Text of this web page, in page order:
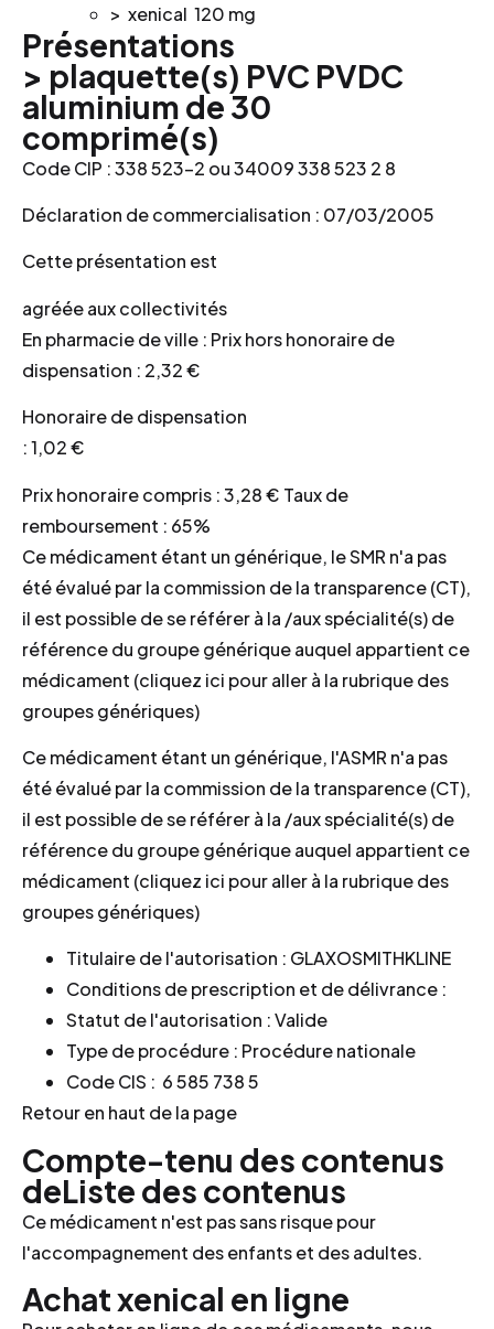
> xenical 120 mg
Présentations
> plaquette(s) PVC PVDC
aluminium de 30
comprimé(s)
Code CIP : 338 523-2 ou 34009 338 523 2 8
Déclaration de commercialisation : 07/03/2005
Cette présentation est
agréée aux collectivités
En pharmacie de ville : Prix hors honoraire de
dispensation : 2,32 €
Honoraire de dispensation
: 1,02 €
Prix honoraire compris : 3,28 € Taux de
remboursement : 65%
Ce médicament étant un générique, le SMR n'a pas
été évalué par la commission de la transparence (CT),
il est possible de se référer à la /aux spécialité(s) de
référence du groupe générique auquel appartient ce
médicament (cliquez ici pour aller à la rubrique des
groupes génériques)
Ce médicament étant un générique, l'ASMR n'a pas
été évalué par la commission de la transparence (CT),
il est possible de se référer à la /aux spécialité(s) de
référence du groupe générique auquel appartient ce
médicament (cliquez ici pour aller à la rubrique des
groupes génériques)
Titulaire de l'autorisation : GLAXOSMITHKLINE
Conditions de prescription et de délivrance :
Statut de l'autorisation : Valide
Type de procédure : Procédure nationale
Code CIS : 6 585 738 5
Retour en haut de la page
Compte-tenu des contenus
deListe des contenus
Ce médicament n'est pas sans risque pour
l'accompagnement des enfants et des adultes.
Achat xenical en ligne